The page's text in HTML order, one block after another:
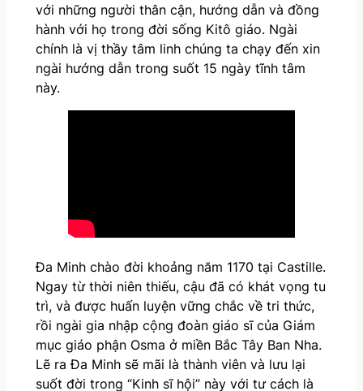
với những người thân cận, hướng dẫn và đồng
hành với họ trong đời sống Kitô giáo. Ngài
chính là vị thầy tâm linh chúng ta chạy đến xin
ngài hướng dẫn trong suốt 15 ngày tĩnh tâm
này.
Đa Minh chào đời khoảng năm 1170 tại Castille.
Ngay từ thời niên thiếu, cậu đã có khát vọng tu
trì, và được huấn luyện vững chắc về tri thức,
rồi ngài gia nhập cộng đoàn giáo sĩ của Giám
mục giáo phận Osma ở miền Bắc Tây Ban Nha.
Lẽ ra Đa Minh sẽ mãi là thành viên và lưu lại
suốt đời trong “Kinh sĩ hội” này với tư cách là